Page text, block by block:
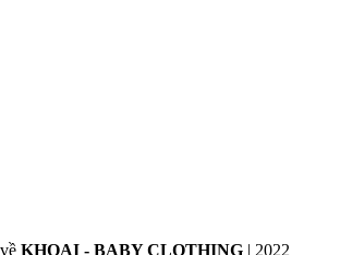
KHOAI - BABY CLOTHING | 2022